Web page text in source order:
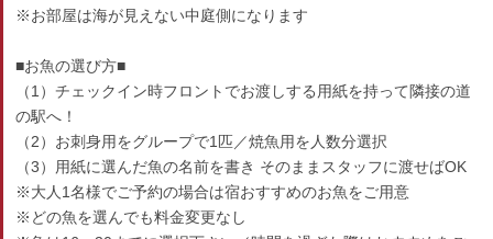
※お部屋は海が見えない中庭側になります
■お魚の選び方■
（1）チェックイン時フロントでお渡しする用紙を持って隣接の道
の駅へ！
（2）お刺身用をグループで1匹／焼魚用を人数分選択
（3）用紙に選んだ魚の名前を書き そのままスタッフに渡せばOK
※大人1名様でご予約の場合は宿おすすめのお魚をご用意
※どの魚を選んでも料金変更なし